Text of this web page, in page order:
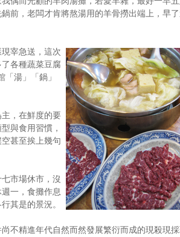
前，老闆才肯將熬湯用的羊骨撈出端上，早
宰急送，這次
各種蔬菜豆腐
湯」「鍋」
，在鮮度的要
與食用習慣，
甚至挨上幾句
市場休市，沒
一，食攤作息
其是的景況。
不精進年代自然而然發展繁衍而成的現殺現